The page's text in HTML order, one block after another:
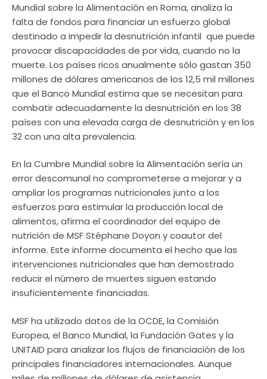
Mundial sobre la Alimentación en Roma, analiza la
falta de fondos para financiar un esfuerzo global
destinado a impedir la desnutrición infantil  que puede
provocar discapacidades de por vida, cuando no la
muerte. Los países ricos anualmente sólo gastan 350
millones de dólares americanos de los 12,5 mil millones
que el Banco Mundial estima que se necesitan para
combatir adecuadamente la desnutrición en los 38
países con una elevada carga de desnutrición y en los
32 con una alta prevalencia.
En la Cumbre Mundial sobre la Alimentación sería un
error descomunal no comprometerse a mejorar y a
ampliar los programas nutricionales junto a los
esfuerzos para estimular la producción local de
alimentos, afirma el coordinador del equipo de
nutrición de MSF Stéphane Doyon y coautor del
informe. Este informe documenta el hecho que las
intervenciones nutricionales que han demostrado
reducir el número de muertes siguen estando
insuficientemente financiadas.
MSF ha utilizado datos de la OCDE, la Comisión
Europea, el Banco Mundial, la Fundación Gates y la
UNITAID para analizar los flujos de financiación de los
principales financiadores internacionales. Aunque